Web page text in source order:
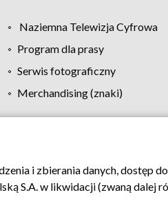
Naziemna Telewizja Cyfrowa
Program dla prasy
Serwis fotograficzny
Merchandising (znaki)
Biuro reklamy Kontakt
i zbierania danych, dostęp
S.A. w likwidacji (zwaną dalej